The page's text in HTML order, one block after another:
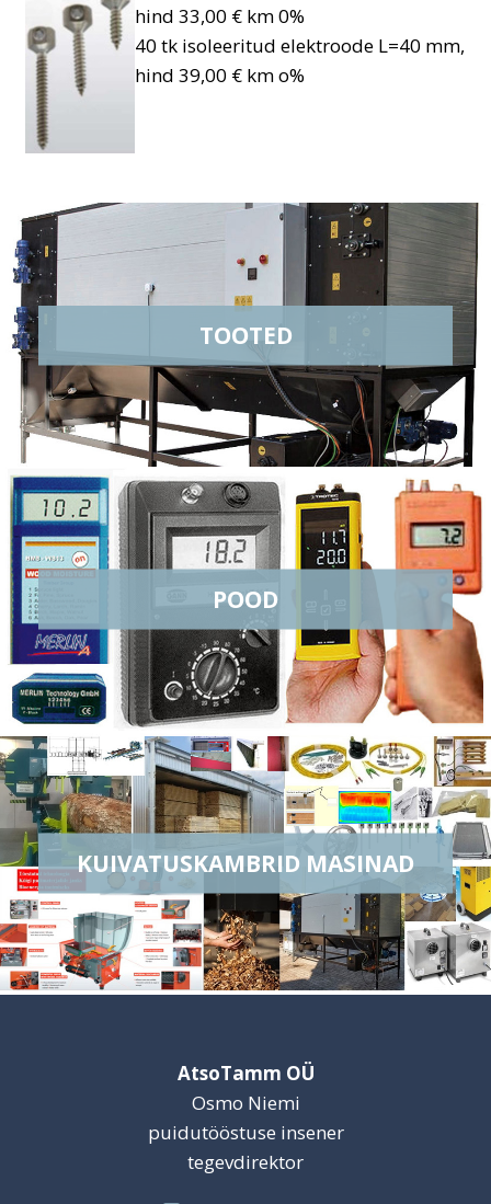
hind 33,00 € km 0%
40 tk isoleeritud elektroode L=40 mm,
hind 39,00 € km o%
TOOTED
POOD
KUIVATUSKAMBRID MASINAD
AtsoTamm OÜ
Osmo Niemi
puidutööstuse insener
tegevdirektor